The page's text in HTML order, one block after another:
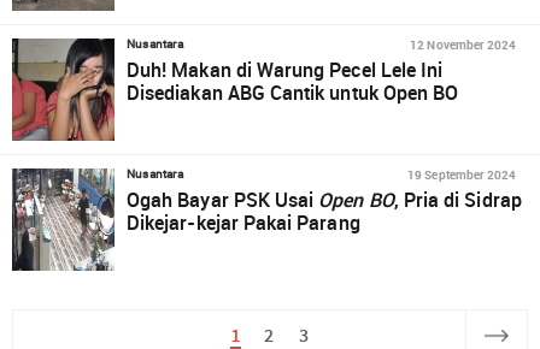
Nusantara 12 November 2024
Duh! Makan di Warung Pecel Lele Ini
Disediakan ABG Cantik untuk Open BO
Nusantara 19 September 2024
Ogah Bayar PSK Usai Open BO, Pria di Sidrap
Dikejar-kejar Pakai Parang
1 2 3